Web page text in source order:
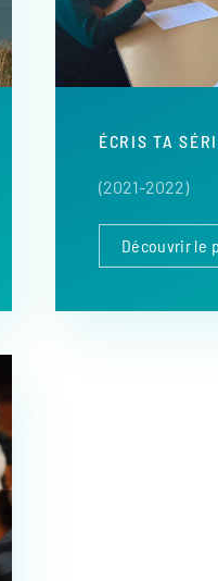
ÉCRIS TA
(2021-2022)
Découvrir le